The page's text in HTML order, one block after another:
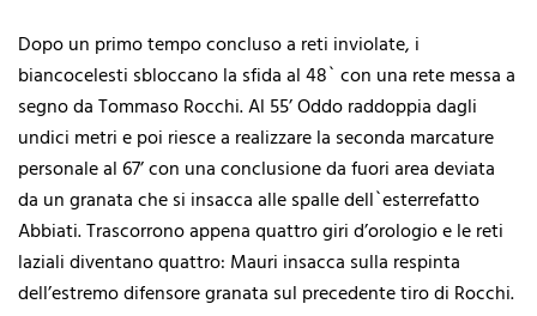
Dopo un primo tempo concluso a reti inviolate, i
biancocelesti sbloccano la sfida al 48` con una rete messa a
segno da Tommaso Rocchi. Al 55’ Oddo raddoppia dagli
undici metri e poi riesce a realizzare la seconda marcature
personale al 67’ con una conclusione da fuori area deviata
da un granata che si insacca alle spalle dell`esterrefatto
Abbiati. Trascorrono appena quattro giri d’orologio e le reti
laziali diventano quattro: Mauri insacca sulla respinta
dell’estremo difensore granata sul precedente tiro di Rocchi.